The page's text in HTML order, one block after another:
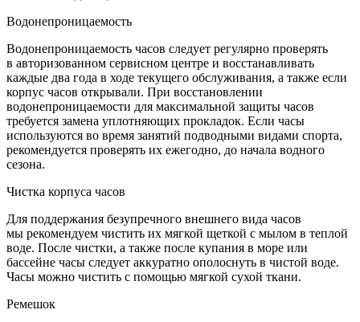
Водонепроницаемость
Водонепроницаемость часов следует регулярно проверять
в авторизованном сервисном центре и восстанавливать
каждые два года в ходе текущего обслуживания, а также если
корпус часов открывали. При восстановлении
водонепроницаемости для максимальной защиты часов
требуется замена уплотняющих прокладок. Если часы
используются во время занятий подводными видами спорта,
рекомендуется проверять их ежегодно, до начала водного
сезона.
Чистка корпуса часов
Для поддержания безупречного внешнего вида часов
мы рекомендуем чистить их мягкой щеткой с мылом в теплой
воде. После чистки, а также после купания в море или
бассейне часы следует аккуратно ополоснуть в чистой воде.
Часы можно чистить с помощью мягкой сухой ткани.
Ремешок